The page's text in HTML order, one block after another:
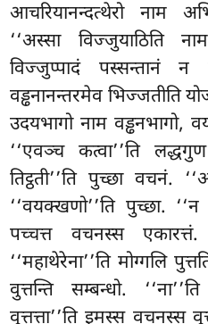
आचरियानन्दत्थेरो नाम
‘‘अस्सा विज्जुयाठिति
विज्जुप्पादं पस्सन्तानं न
वड्ढनानन्तरमेव भिज्जतीति
उदयभागो नाम वड्ढनभागो,
‘‘एवञ्च कत्वा’’ति
तिट्ठती’’ति पुच्छा वचनं.
‘‘वयक्खणो’’ति पुच्छा.
पच्चत्त वचनस्स
‘‘महाथेरेना’’ति मोग्गलि
वुत्तन्ति सम्बन्धो.
वुत्तत्ता’’ति इमस्स वचनस्स